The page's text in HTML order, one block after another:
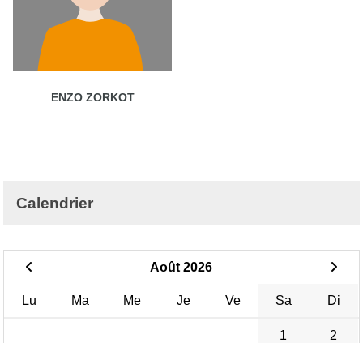
ENZO ZORKOT
Calendrier
Août 2026
Lu Ma Me Je Ve Sa Di
1 2